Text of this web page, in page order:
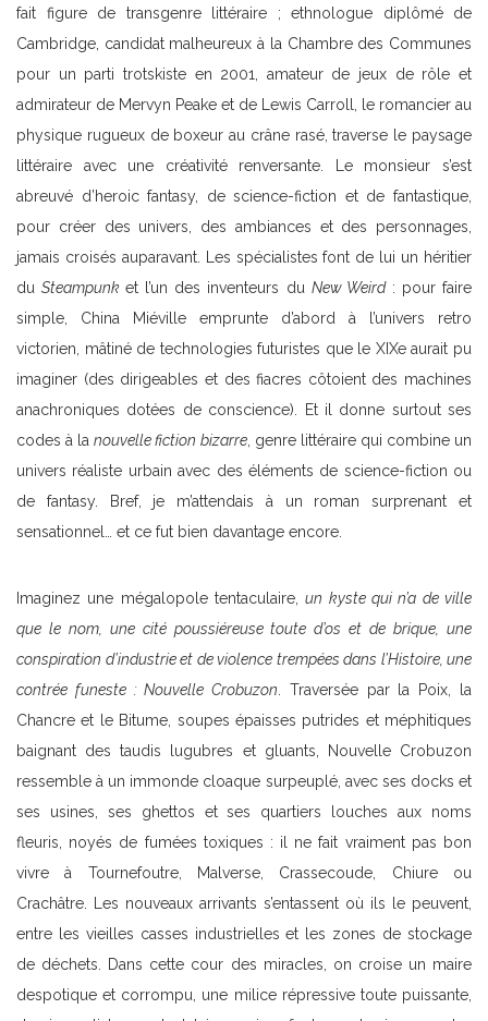
fait figure de transgenre littéraire ; ethnologue diplômé de
Cambridge, candidat malheureux à la Chambre des Communes
pour un parti trotskiste en 2001, amateur de jeux de rôle et
admirateur de Mervyn Peake et de Lewis Carroll, le romancier au
physique rugueux de boxeur au crâne rasé, traverse le paysage
littéraire avec une créativité renversante. Le monsieur s’est
abreuvé d’heroic fantasy, de science-fiction et de fantastique,
pour créer des univers, des ambiances et des personnages,
jamais croisés auparavant. Les spécialistes font de lui un héritier
duSteampunket l’un des inventeurs du New Weird: pour faire
simple, China Miéville emprunte d’abord à l’univers retro
victorien, mâtiné de technologies futuristes que le XIXe aurait pu
imaginer (des dirigeables et des fiacres côtoient des machines
anachroniques dotées de conscience). Et il donne surtout ses
codes à lanouvelle fiction bizarre, genre littéraire qui combine un
univers réaliste urbain avec des éléments de science-fiction ou
de fantasy. Bref, je m’attendais à un roman surprenant et
sensationnel… et ce fut bien davantage encore.
Imaginez une mégalopole tentaculaire,un kyste qui n’a de ville
que le nom, une cité poussiéreuse toute d’os et de brique, une
conspiration d’industrie et de violence trempées dans l’Histoire, une
contrée funeste : Nouvelle Crobuzon . Traversée par la Poix, la
Chancre et le Bitume, soupes épaisses putrides et méphitiques
baignant des taudis lugubres et gluants, Nouvelle Crobuzon
ressemble à un immonde cloaque surpeuplé, avec ses docks et
ses usines, ses ghettos et ses quartiers louches aux noms
fleuris, noyés de fumées toxiques : il ne fait vraiment pas bon
vivre à Tournefoutre, Malverse, Crassecoude, Chiure ou
Crachâtre. Les nouveaux arrivants s’entassent où ils le peuvent,
entre les vieilles casses industrielles et les zones de stockage
de déchets. Dans cette cour des miracles, on croise un maire
despotique et corrompu, une milice répressive toute puissante,